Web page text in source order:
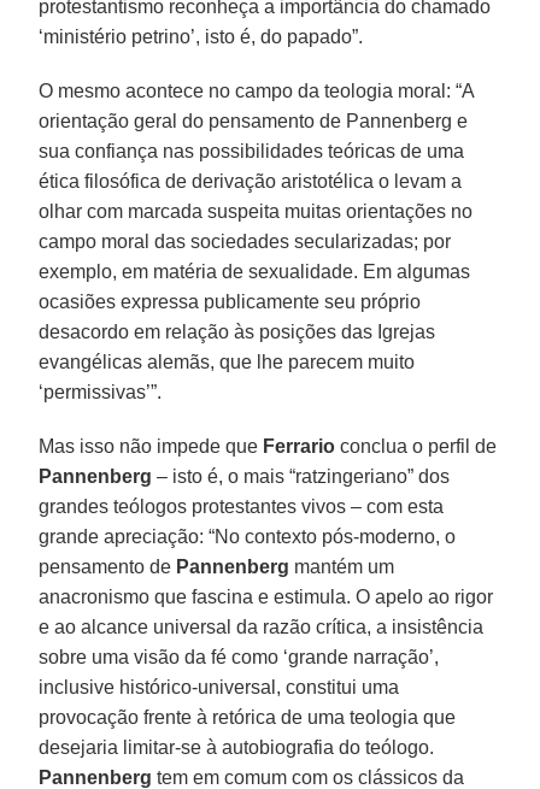
protestantismo reconheça a importância do chamado
‘ministério petrino’, isto é, do papado”.
O mesmo acontece no campo da teologia moral: “A
orientação geral do pensamento de Pannenberg e
sua confiança nas possibilidades teóricas de uma
ética filosófica de derivação aristotélica o levam a
olhar com marcada suspeita muitas orientações no
campo moral das sociedades secularizadas; por
exemplo, em matéria de sexualidade. Em algumas
ocasiões expressa publicamente seu próprio
desacordo em relação às posições das Igrejas
evangélicas alemãs, que lhe parecem muito
‘permissivas’”.
Mas isso não impede que Ferrario conclua o perfil de
Pannenberg – isto é, o mais “ratzingeriano” dos
grandes teólogos protestantes vivos – com esta
grande apreciação: “No contexto pós-moderno, o
pensamento de Pannenberg mantém um
anacronismo que fascina e estimula. O apelo ao rigor
e ao alcance universal da razão crítica, a insistência
sobre uma visão da fé como ‘grande narração’,
inclusive histórico-universal, constitui uma
provocação frente à retórica de uma teologia que
desejaria limitar-se à autobiografia do teólogo.
Pannenberg tem em comum com os clássicos da